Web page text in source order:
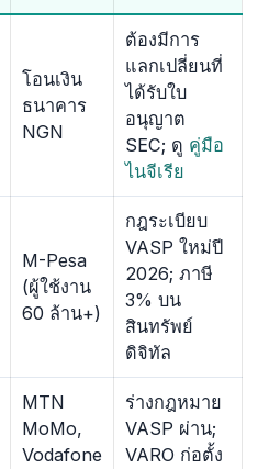
โอนเงิน
ธนาคาร
NGN
ต้องมีการ
แลกเปลี่ยนที่
ได้รับใบ
อนุญาต
SEC; ดู คู่มือ
ไนจีเรีย
M-Pesa
(ผู้ใช้งาน
60 ล้าน+)
กฎระเบียบ
VASP ใหม่ปี
2026; ภาษี
3% บน
สินทรัพย์
ดิจิทัล
MTN
MoMo,
Vodafone
ร่างกฎหมาย
VASP ผ่าน;
VARO ก่อตั้ง